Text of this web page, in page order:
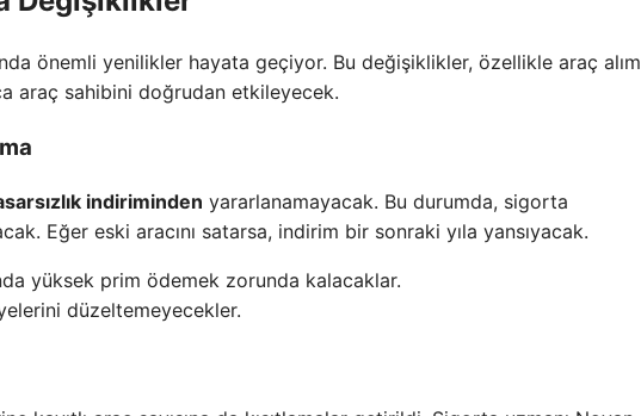
önemli yenilikler hayata geçiyor. Bu değişiklikler, özellikle araç alım
araç sahibini doğrudan etkileyecek.
indiriminden yararlanamayacak. Bu durumda, sigorta
Eğer eski aracını satarsa, indirim bir sonraki yıla yansıyacak.
yüksek prim ödemek zorunda kalacaklar.
düzeltemeyecekler.